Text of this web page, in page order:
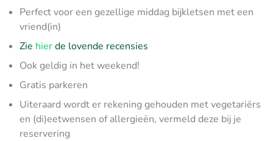
Perfect voor een gezellige middag bijkletsen met een
vriend(in)
Zie hierde lovende recensies
Ook geldig in het weekend!
Gratis parkeren
Uiteraard wordt er rekening gehouden met vegetariërs
en (di)eetwensen of allergieën, vermeld deze bij je
reservering